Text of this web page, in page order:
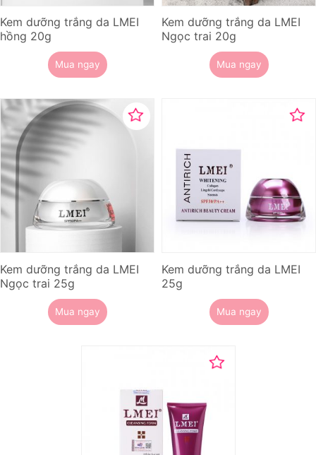
Kem dưỡng trắng da LMEI
hồng 20g
Mua ngay
Kem dưỡng trắng da LMEI
Ngọc trai 20g
Mua ngay
Kem dưỡng trắng da LMEI
Ngọc trai 25g
Mua ngay
Kem dưỡng trắng da LMEI
25g
Mua ngay